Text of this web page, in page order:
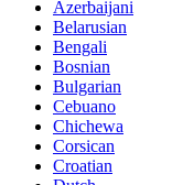
Azerbaijani
Belarusian
Bengali
Bosnian
Bulgarian
Cebuano
Chichewa
Corsican
Croatian